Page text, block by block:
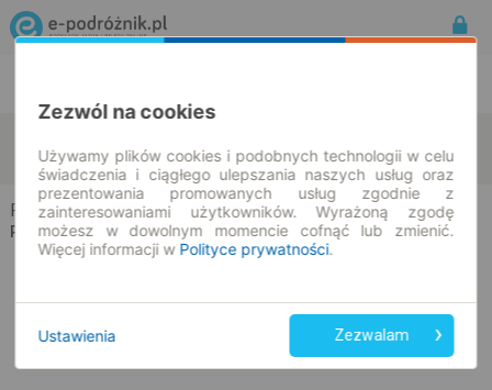
09.08.2026 | -- : --
zmień kryteria
Piotrków Trybunalski → Ploče
Rozkład jazdy i bilety
Zezwól na cookies
Używamy plików cookies i podobnych technologii w celu
świadczenia i ciągłego ulepszania naszych usług oraz
prezentowania promowanych usług zgodnie z
zainteresowaniami użytkowników. Wyrażoną zgodę
możesz w dowolnym momencie cofnąć lub zmienić.
Więcej informacji w Polityce prywatności.
Ustawienia Zezwalam